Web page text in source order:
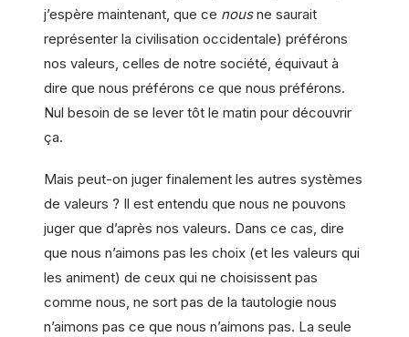
j’espère maintenant, que ce nousne saurait
représenter la civilisation occidentale) préférons
nos valeurs, celles de notre société, équivaut à
dire que nous préférons ce que nous préférons.
Nul besoin de se lever tôt le matin pour découvrir
ça.
Mais peut-on juger finalement les autres systèmes
de valeurs ? Il est entendu que nous ne pouvons
juger que d’après nos valeurs. Dans ce cas, dire
que nous n’aimons pas les choix (et les valeurs qui
les animent) de ceux qui ne choisissent pas
comme nous, ne sort pas de la tautologie nous
n’aimons pas ce que nous n’aimons pas. La seule